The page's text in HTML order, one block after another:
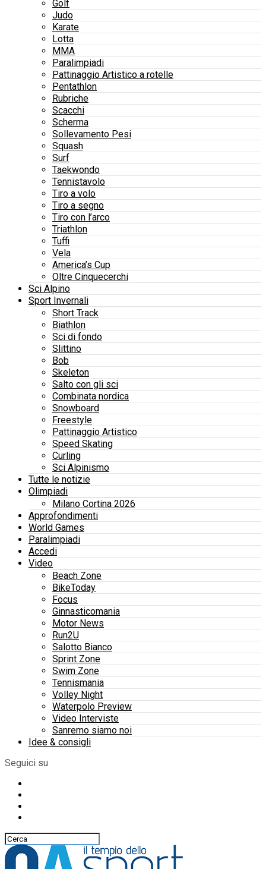
Golf
Judo
Karate
Lotta
MMA
Paralimpiadi
Pattinaggio Artistico a rotelle
Pentathlon
Rubriche
Scacchi
Scherma
Sollevamento Pesi
Squash
Surf
Taekwondo
Tennistavolo
Tiro a volo
Tiro a segno
Tiro con l’arco
Triathlon
Tuffi
Vela
America’s Cup
Oltre Cinquecerchi
Sci Alpino
Sport Invernali
Short Track
Biathlon
Sci di fondo
Slittino
Bob
Skeleton
Salto con gli sci
Combinata nordica
Snowboard
Freestyle
Pattinaggio Artistico
Speed Skating
Curling
Sci Alpinismo
Tutte le notizie
Olimpiadi
Milano Cortina 2026
Approfondimenti
World Games
Paralimpiadi
Accedi
Video
Beach Zone
BikeToday
Focus
Ginnasticomania
Motor News
Run2U
Salotto Bianco
Sprint Zone
Swim Zone
Tennismania
Volley Night
Waterpolo Preview
Video Interviste
Sanremo siamo noi
Idee & consigli
Seguici su